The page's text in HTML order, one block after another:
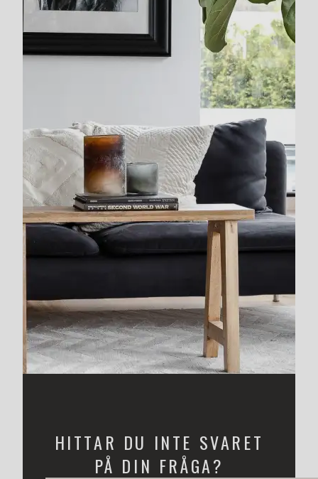
HITTAR DU INTE SVARET
PÅ DIN FRÅGA?